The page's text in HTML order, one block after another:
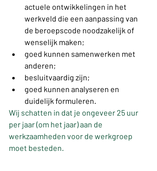
actuele ontwikkelingen in het
werkveld die een aanpassing van
de beroepscode noodzakelijk of
wenselijk maken;
goed kunnen samenwerken met
anderen;
besluitvaardig zijn;
goed kunnen analyseren en
duidelijk formuleren.
Wij schatten in dat je ongeveer 25 uur
per jaar (om het jaar) aan de
werkzaamheden voor de werkgroep
moet besteden.